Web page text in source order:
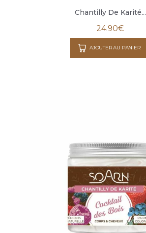
Chantilly De Karité...
24.90€
AJOUTER AU PANIER